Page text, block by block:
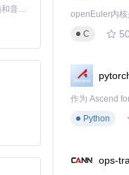
MiniMax H3 是一个通用的全模态生成系统。它支持对由文本、图像、视频和音频组成的多模态上下文进行统一理解，并能生成分辨率高达 2K、时长可达 15 秒的带原生立体声音频的视频。得益于面向任务泛化的系统设计，H3 在预训练阶段就已具备广泛的多模态上下文理解与生成能力，能够出色地执行复杂的多模态指令。
C
Python
ops-